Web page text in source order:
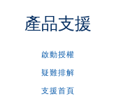
產品支援
啟動授權
疑難排解
支援首頁